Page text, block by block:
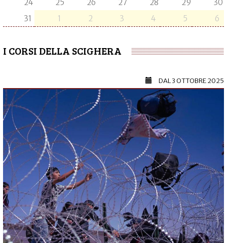
24
25 26 27 28 29
30
31
1 2 3 4 5 6
I CORSI DELLA SCIGHERA
DAL3 OTTOBRE 2025